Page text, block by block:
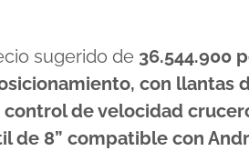
sugerido de 36.544.900
con llantas
control de velocidad
de 8” compatible con